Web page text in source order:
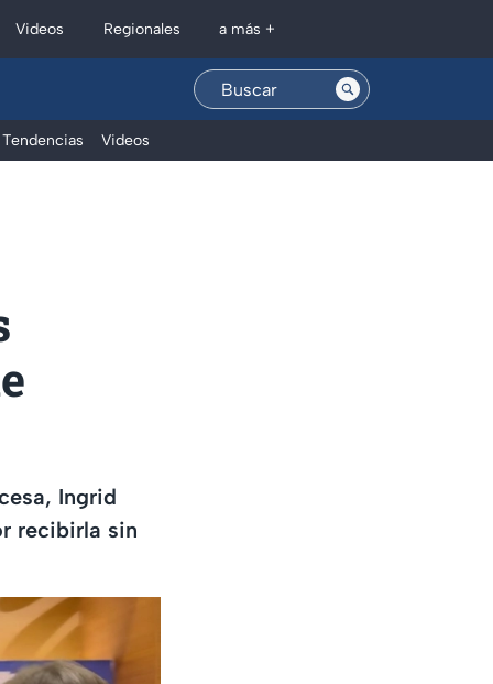
Videos Regionales a más +
Tendencias Videos
Ingrid
recibirla sin